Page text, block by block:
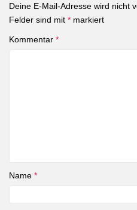
Deine E-Mail-Adresse wird nicht
Felder sind mit * markiert
Kommentar *
Name *